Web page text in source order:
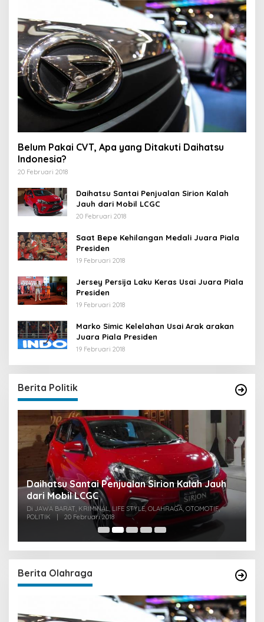
k
:
Belum Pakai CVT, Apa yang Ditakuti Daihatsu
Indonesia?
20 Februari 2018
Daihatsu Santai Penjualan Sirion Kalah
Jauh dari Mobil LCGC
20 Februari 2018
Saat Bepe Kehilangan Medali Juara Piala
Presiden
19 Februari 2018
Jersey Persija Laku Keras Usai Juara Piala
Presiden
19 Februari 2018
Marko Simic Kelelahan Usai Arak arakan
Juara Piala Presiden
19 Februari 2018
Berita Politik
Daihatsu Santai Penjualan Sirion Kalah Jauh
dari Mobil LCGC
Di JAWA BARAT, KRIMINAL, LIFE STYLE, OLAHRAGA, OTOMOTIF,
POLITIK
20 Februari 2018
Berita Olahraga